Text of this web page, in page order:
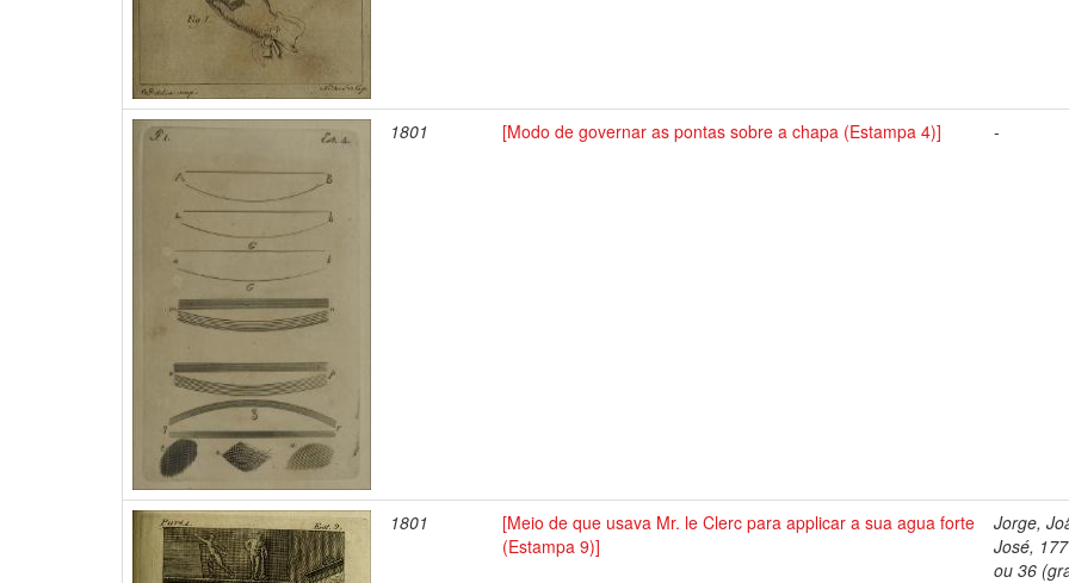
1801 [Modo de governar as pontas sobre a chapa (Estampa 4)] -
1801
[Meio de que usava Mr. le Clerc para applicar a sua agua forte
(Estampa 9)]
Jorge,
José,
ou 36